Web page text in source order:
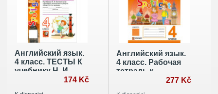
Английский язык.
4 класс. ТЕСТЫ К
учебнику Н. И.
Быковой и др.174 Kč
Английский язык.
4 класс. Рабочая
тетрадь к
учебнику Н. И.277 Kč